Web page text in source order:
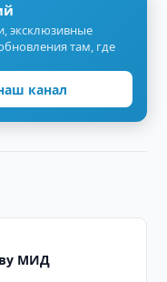
эксклюзивные
там, где
канал
МИД